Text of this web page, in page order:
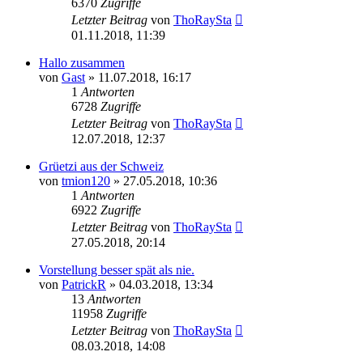
Letzter Beitrag von ThoRaySta
01.11.2018, 11:39
Hallo zusammen
von Gast » 11.07.2018, 16:17
1 Antworten
6728 Zugriffe
Letzter Beitrag von ThoRaySta
12.07.2018, 12:37
Grüetzi aus der Schweiz
von tmion120 » 27.05.2018, 10:36
1 Antworten
6922 Zugriffe
Letzter Beitrag von ThoRaySta
27.05.2018, 20:14
Vorstellung besser spät als nie.
von PatrickR » 04.03.2018, 13:34
13 Antworten
11958 Zugriffe
Letzter Beitrag von ThoRaySta
08.03.2018, 14:08